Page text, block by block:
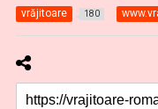
vrăjitoare 180